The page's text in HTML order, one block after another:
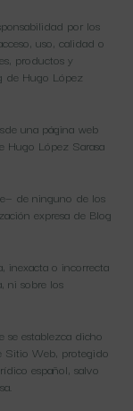
por los
uso, calidad o
productos y
de Hugo López
una página web
López Sarasa
de ninguno de los
expresa de Blog
inexacta o incorrecta
ni sobre los
establezca dicho
Sitio Web, protegido
español, salvo